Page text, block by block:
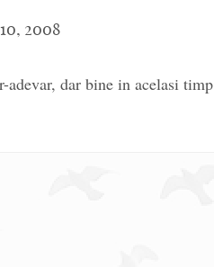
2008
adevar, dar bine in acelasi timp